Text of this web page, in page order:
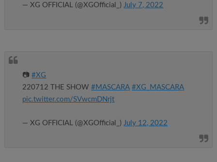
— XG OFFICIAL (@XGOfficial_)July 7, 2022
📷#XG
220712 THE SHOW#MASCARA #XG_MASCARA
pic.twitter.com/SVwcmDNrjt
— XG OFFICIAL (@XGOfficial_) July 12, 2022